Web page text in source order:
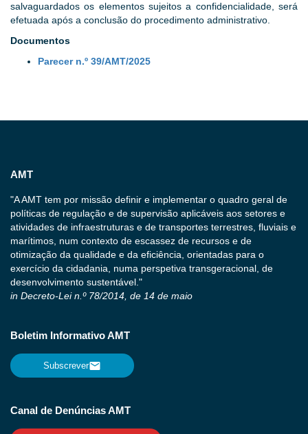
salvaguardados os elementos sujeitos a confidencialidade, será
efetuada após a conclusão do procedimento administrativo.
Documentos
Parecer n.º 39/AMT/2025
AMT
"A AMT tem por missão definir e implementar o quadro geral de
políticas de regulação e de supervisão aplicáveis aos setores e
atividades de infraestruturas e de transportes terrestres, fluviais e
marítimos, num contexto de escassez de recursos e de
otimização da qualidade e da eficiência, orientadas para o
exercício da cidadania, numa perspetiva transgeracional, de
desenvolvimento sustentável."
in Decreto-Lei n.º 78/2014, de 14 de maio
Boletim Informativo AMT
Subscrever
Canal de Denúncias AMT